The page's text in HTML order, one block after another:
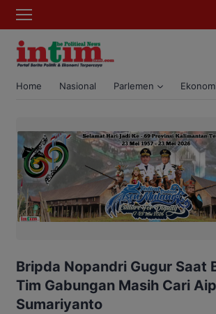
Home Nasional Parlemen Ekonomi
Bripda Nopandri Gugur Saat
Tim Gabungan Masih Cari
Sumariyanto